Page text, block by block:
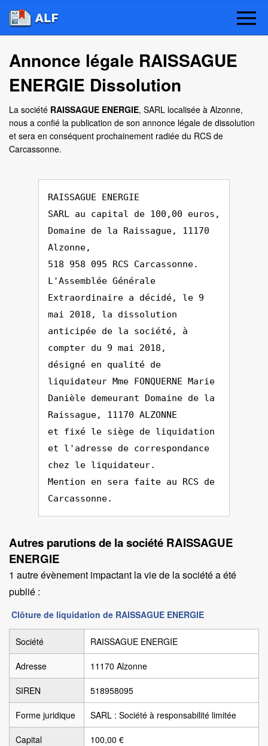
Annonce légale RAISSAGUE
ENERGIE Dissolution
La société RAISSAGUE ENERGIE, SARL localisée à Alzonne,
nous a confié la publication de son annonce légale de dissolution
et sera en conséquent prochainement radiée du RCS de
Carcassonne.
RAISSAGUE ENERGIE
SARL au capital de 100,00 euros,
Domaine de la Raissague, 11170
Alzonne,
518 958 095 RCS Carcassonne.
L'Assemblée Générale
Extraordinaire a décidé, le 9
mai 2018, la dissolution
anticipée de la société, à
compter du 9 mai 2018,
désigné en qualité de
liquidateur Mme FONQUERNE Marie
Danièle demeurant Domaine de la
Raissague, 11170 ALZONNE
et fixé le siège de liquidation
et l'adresse de correspondance
chez le liquidateur.
Mention en sera faite au RCS de
Carcassonne.
Autres parutions de la société RAISSAGUE
ENERGIE
1 autre évènement impactant la vie de la société a été
publié :
Clôture de liquidation de RAISSAGUE ENERGIE
Société RAISSAGUE ENERGIE
Adresse 11170 Alzonne
SIREN 518958095
Forme juridique SARL : Société à responsabilité limitée
Capital 100,00 €